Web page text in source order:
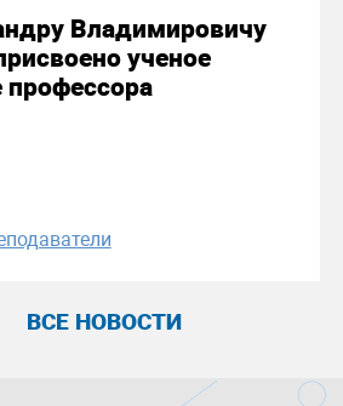
Владимировичу
ученое
профессора
ВСЕ НОВОСТИ